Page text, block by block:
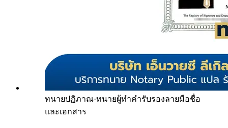
ทนายปฏิภาณ·ทนายผู้ทำคำรับรองลายมือชื่อ
และเอกสาร